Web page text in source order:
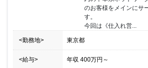
のお客様をメインにサ
す。
今回は《仕入れ営...
<勤務地> 東京都
<給与> 年収 400万円 ～